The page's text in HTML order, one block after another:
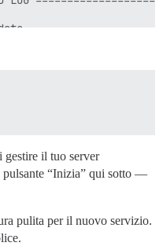
il tuo server
pulsante “Inizia” qui sotto —
pulita per il nuovo servizio.